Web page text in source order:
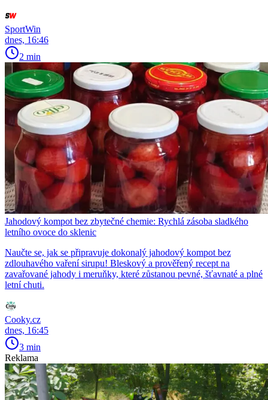
SportWin
dnes, 16:46
2 min
Jahodový kompot bez zbytečné chemie: Rychlá zásoba sladkého
letního ovoce do sklenic
Naučte se, jak se připravuje dokonalý jahodový kompot bez
zdlouhavého vaření sirupu! Bleskový a prověřený recept na
zavařované jahody i meruňky, které zůstanou pevné, šťavnaté a plné
letní chuti.
Cooky.cz
dnes, 16:45
3 min
Reklama